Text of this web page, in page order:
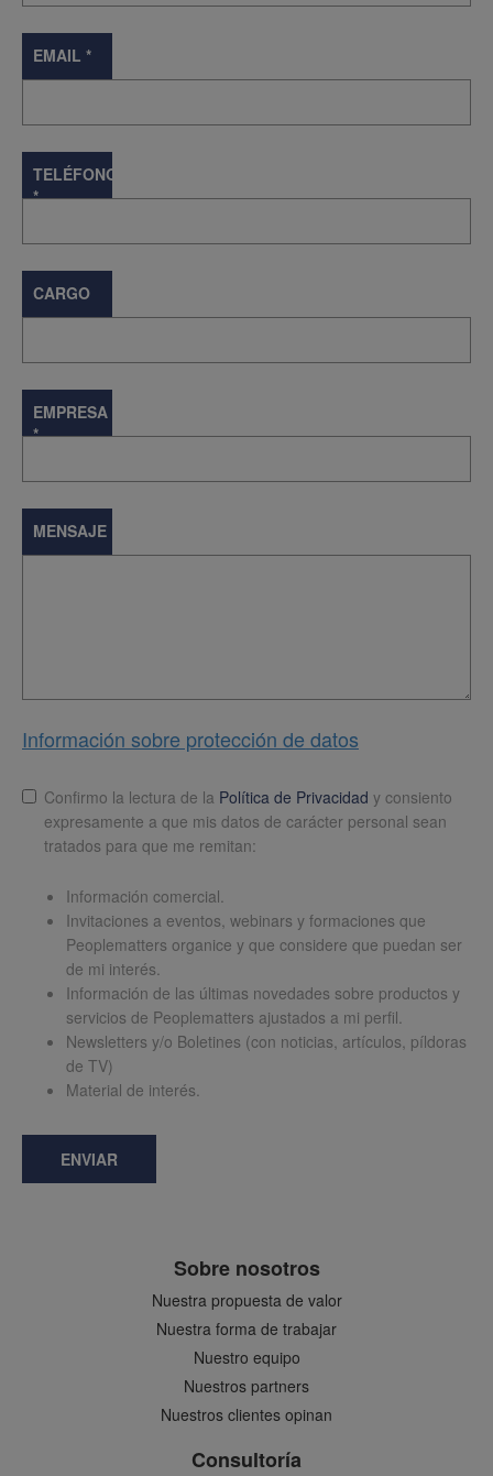
EMAIL *
TELÉFONO
*
CARGO
EMPRESA
*
MENSAJE
Información sobre protección de datos
LopdConfirmo la lectura de la Política de Privacidad y consiento
expresamente a que mis datos de carácter personal sean
tratados para que me remitan:
Información comercial.
Invitaciones a eventos, webinars y formaciones que
Peoplematters organice y que considere que puedan ser
de mi interés.
Información de las últimas novedades sobre productos y
servicios de Peoplematters ajustados a mi perfil.
Newsletters y/o Boletines (con noticias, artículos, píldoras
de TV)
Material de interés.
ENVIAR
Sobre nosotros
Nuestra propuesta de valor
Nuestra forma de trabajar
Nuestro equipo
Nuestros partners
Nuestros clientes opinan
Consultoría